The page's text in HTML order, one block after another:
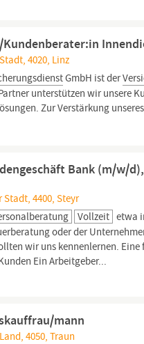
4020, Linz
GmbH ist der
unterstützen wir unsere
Zur Verstärkung
Bank (m/w/
4400, Steyr
Vollzeit etwa
oder der
wir uns kennenlernen.
Ein Arbeitgeber...
mann
4050, Traun